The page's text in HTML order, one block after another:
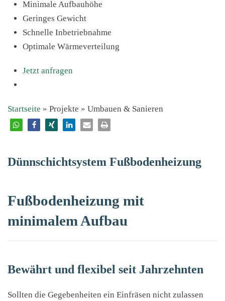
Minimale Aufbauhöhe
Geringes Gewicht
Schnelle Inbetriebnahme
Optimale Wärmeverteilung
Jetzt anfragen
Startseite » Projekte » Umbauen & Sanieren
Dünnschichtsystem Fußbodenheizung
Fußbodenheizung mit
minimalem Aufbau
Bewährt und flexibel seit Jahrzehnten
Sollten die Gegebenheiten ein Einfräsen nicht zulassen